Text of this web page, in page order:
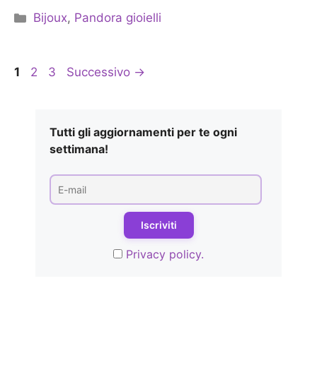
Categorie
Bijoux, Pandora gioielli
Pagina
1 Pagina
2 Pagina
3 Successivo →
Tutti gli aggiornamenti per te ogni
settimana!
Privacy policy.